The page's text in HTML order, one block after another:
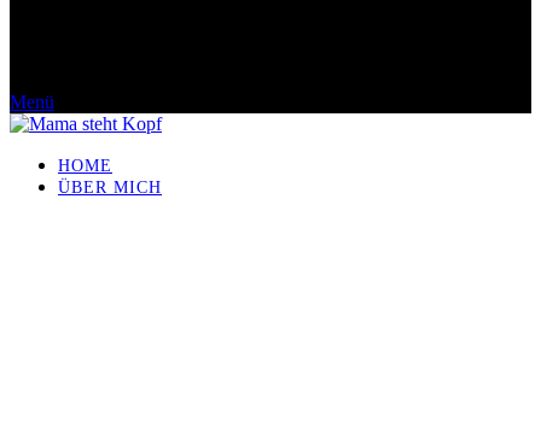
Menü
HOME
ÜBER MICH